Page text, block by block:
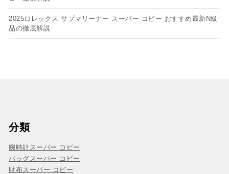
2025ロレックス サブマリーナー スーパー コピー おすすめ最新N級
品の徹底解説
分類
腕時計スーパー コピー
バッグスーパー コピー
財布スーパー コピー